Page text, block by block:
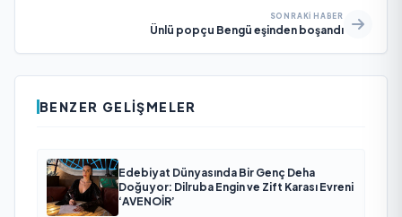
SONRAKI HABER
Ünlü popçu Bengü eşinden boşandı
BENZER GELIŞMELER
Edebiyat Dünyasında Bir Genç Deha
Doğuyor: Dilruba Engin ve Zift Karası Evreni
‘AVENOİR’